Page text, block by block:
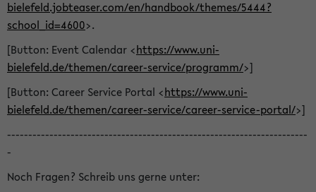
bielefeld.jobteaser.com/en/handbook/themes/5444?
school_id=4600>.
[Button: Event Calendar <https://www.uni-
bielefeld.de/themen/career-service/programm/>]
[Button: Career Service Portal <https://www.uni-
bielefeld.de/themen/career-service/career-service-portal/>]
-----------------------------------------------------------------------
-
Noch Fragen? Schreib uns gerne unter: